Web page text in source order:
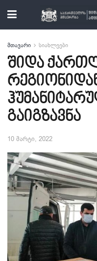
მთავარი სიახლეები
შიდა
გაიგზავნა
10 მარტი, 2022